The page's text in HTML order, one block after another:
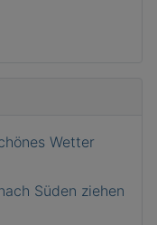
Wetter
Süden ziehen